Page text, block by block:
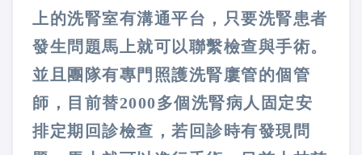
上的洗腎室有溝通平台，只要洗腎患者
發生問題馬上就可以聯繫檢查與手術。
並且團隊有專門照護洗腎廔管的個管
師，目前替2000多個洗腎病人固定安
排定期回診檢查，若回診時有發現問